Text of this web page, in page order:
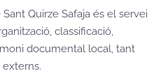
Quirze Safaja és el servei
classificació,
documental local, tant